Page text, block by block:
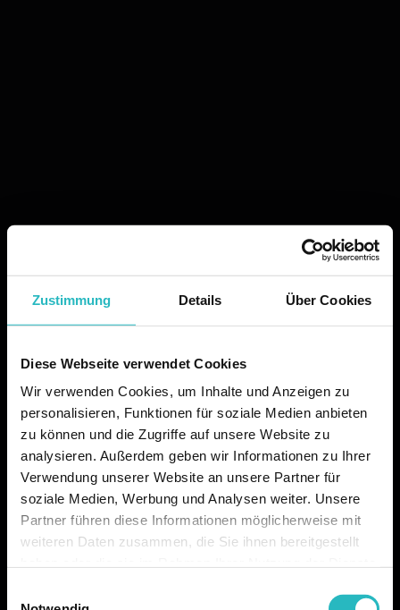
Zustimmung Details Über Cookies
Diese Webseite verwendet Cookies
Wir verwenden Cookies, um Inhalte und Anzeigen zu
personalisieren, Funktionen für soziale Medien anbieten
zu können und die Zugriffe auf unsere Website zu
analysieren. Außerdem geben wir Informationen zu Ihrer
Verwendung unserer Website an unsere Partner für
soziale Medien, Werbung und Analysen weiter. Unsere
Partner führen diese Informationen möglicherweise mit
weiteren Daten zusammen, die Sie ihnen bereitgestellt